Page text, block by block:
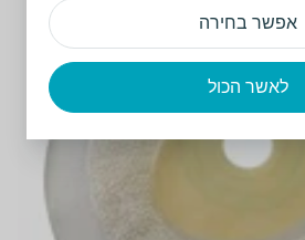
אפשר בחירה
לאשר הכול